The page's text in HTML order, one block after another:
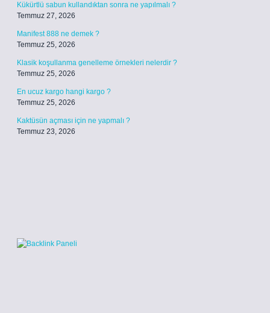
Kükürtlü sabun kullandıktan sonra ne yapılmalı ?
Temmuz 27, 2026
Manifest 888 ne demek ?
Temmuz 25, 2026
Klasik koşullanma genelleme örnekleri nelerdir ?
Temmuz 25, 2026
En ucuz kargo hangi kargo ?
Temmuz 25, 2026
Kaktüsün açması için ne yapmalı ?
Temmuz 23, 2026